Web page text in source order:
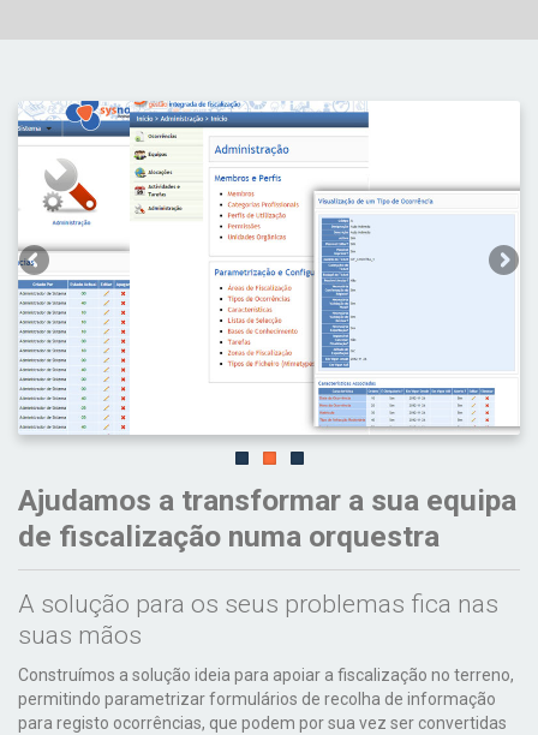
Ajudamos a transformar a sua equipa
de fiscalização numa orquestra
A solução para os seus problemas fica nas
suas mãos
Construímos a solução ideia para apoiar a fiscalização no terreno,
permitindo parametrizar formulários de recolha de informação
para registo ocorrências, que podem por sua vez ser convertidas